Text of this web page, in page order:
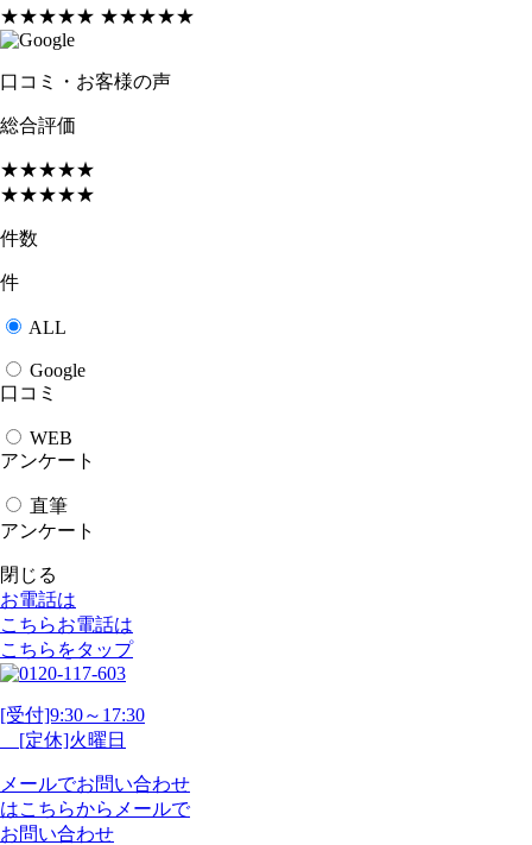
★★★★★ ★★★★★
口コミ・お客様の声
総合評価
★★★★★
★★★★★
件数
件
ALL
Google
口コミ
WEB
アンケート
直筆
アンケート
閉じる
お電話は
こちらお電話は
こちらをタップ
[受付]9:30～17:30
[定休]火曜日
メールでお問い合わせ
はこちらから メールで
お問い合わせ